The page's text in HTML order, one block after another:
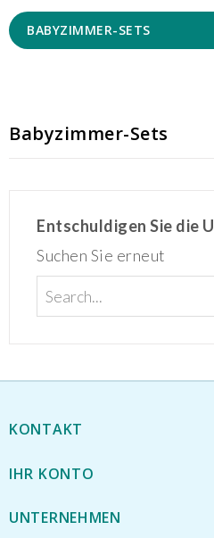
BABYZIMMER-SETS
Babyzimmer-Sets
Entschuldigen Sie die
Suchen Sie erneut
KONTAKT
IHR KONTO
UNTERNEHMEN